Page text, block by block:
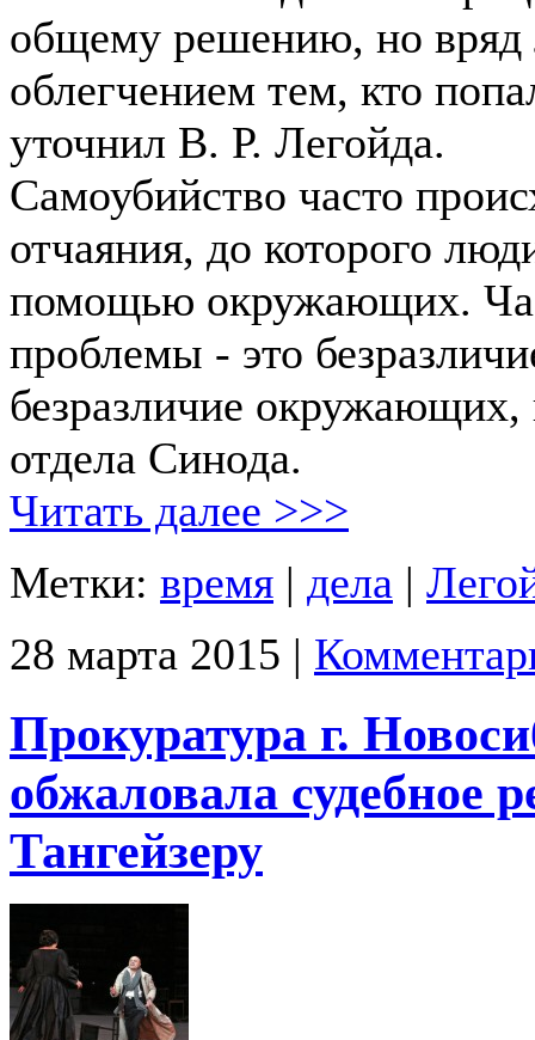
общему решению, но вряд
облегчением тем, кто
уточнил В. Р. Легойда.
Самоубийство часто
отчаяния, до которого
помощью окружающих.
проблемы - это
безразличие окружающих,
отдела Синода.
Читать далее >>>
Метки: время | дела |
28 марта 2015 |
Прокуратура г.
обжаловала судебное
Тангейзеру